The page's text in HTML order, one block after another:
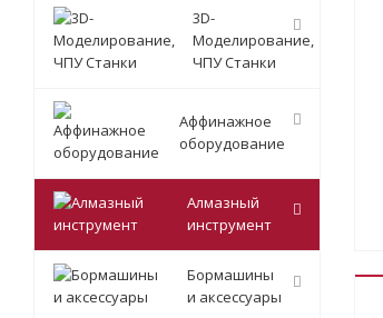
3D-
Моделирование,
ЧПУ Станки
Аффинажное
оборудование
Алмазный
инструмент
Бормашины
и аксессуары